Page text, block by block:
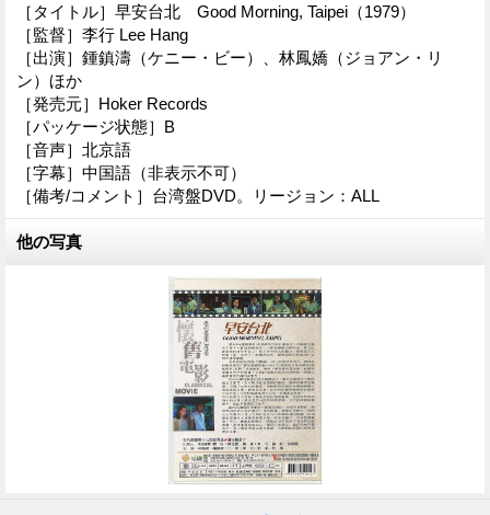
［タイトル］早安台北 Good Morning, Taipei（1979）
［監督］李行 Lee Hang
［出演］鍾鎮濤（ケニー・ビー）、林鳳嬌（ジョアン・リ
ン）ほか
［発売元］Hoker Records
［パッケージ状態］B
［音声］北京語
［字幕］中国語（非表示不可）
［備考/コメント］台湾盤DVD。リージョン：ALL
他の写真